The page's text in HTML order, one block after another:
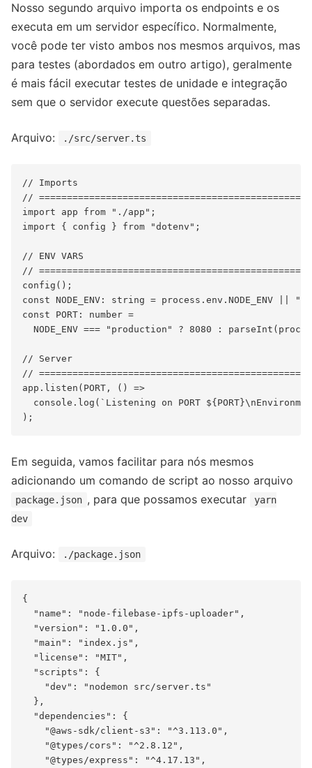
Nosso segundo arquivo importa os endpoints e os
executa em um servidor específico. Normalmente,
você pode ter visto ambos nos mesmos arquivos, mas
para testes (abordados em outro artigo), geralmente
é mais fácil executar testes de unidade e integração
sem que o servidor execute questões separadas.
Arquivo: ./src/server.ts
// Imports
//
import app from "./app";
import { config } from "dotenv";
// ENV VARS
//
config();
const NODE_ENV: string = process.env.NODE_ENV ||
const PORT: number =
NODE_ENV === "production" ? 8080 :
// Server
//
app.listen(PORT, () =>
console.log(`Listening on PORT
Em seguida, vamos facilitar para nós mesmos
adicionando um comando de script ao nosso arquivo
package.json , para que possamos executar
yarn
dev
Arquivo: ./package.json
{
  "name": "node-filebase-ipfs-uploader",
  "version": "1.0.0",
  "main": "index.js",
  "license": "MIT",
  "scripts": {
    "dev": "nodemon src/server.ts"
  },
  "dependencies": {
    "@aws-sdk/client-s3": "^3.113.0",
    "@types/cors": "^2.8.12",
    "@types/express": "^4.17.13",